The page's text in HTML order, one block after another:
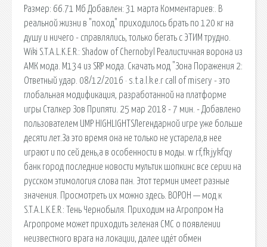
Размер: 66.71 Мб Добавлен: 31 марта Комментариев:. В
реальной жизни в "поход" приходилось брать по 120 кг на
душу и ничего - справлялись, только бегать с ЭТИМ трудно.
Wiki S.T.A.L.K.E.R.: Shadow of Chernobyl Реалистичная ворона из
АМК мода. М134 из SRP мода. Скачать мод "Зона Поражения 2:
Ответный удар. 08/12/2016 · s.t.a.l.k.e.r call of misery - это
глобальная модификация, разработанной на платформе
игры Сталкер Зов Припяти. 25 мар 2018 - 7 мин. - Добавлено
пользователем UMP HIGHLIGHTSЛегендарной игре уже больше
десяти лет.За это время она не только не устарела,в нее
играют и по сей день,а в особенности в моды. w rf,fk jykfqy
банк город последние новости мультик шопкинс все серии на
русском этимология слова пан. Этот термин имеет разные
значения. Просмотреть их можно здесь. ВОРОН — мод к
S.T.A.L.K.E.R.: Тень Чернобыля. Приходим на Агропром На
Агропроме может приходить зеленая СМС о появлении
неизвестного врага на локации, далее идёт обмен